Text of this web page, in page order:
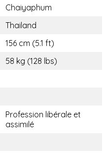
Chaiyaphum
Thailand
156 cm (5.1 ft)
58 kg (128 lbs)
Profession libérale et
assimilé